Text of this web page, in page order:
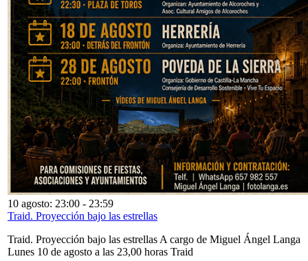
10 agosto: 23:00 - 23:59
Traid. Proyección bajo las estrellas
Traid. Proyección bajo las estrellas A cargo de Miguel Ángel Langa
Lunes 10 de agosto a las 23,00 horas Traid